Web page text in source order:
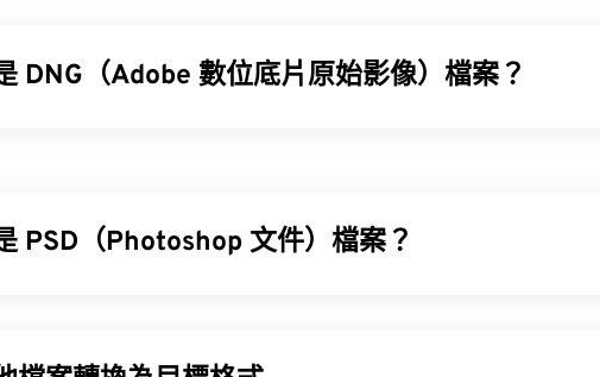
DNG（Adobe 數位底片原始影像）檔案？
PSD（Photoshop 文件）檔案？